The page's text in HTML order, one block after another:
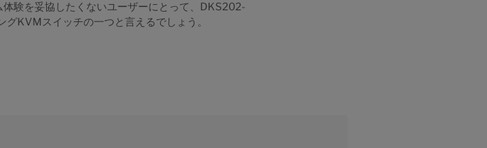
験を妥協したくないユーザーにとって、DKS202-
KVMスイッチの一つと言えるでしょう。